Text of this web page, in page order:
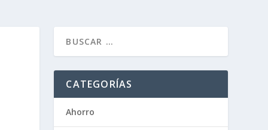
CATEGORÍAS
Ahorro